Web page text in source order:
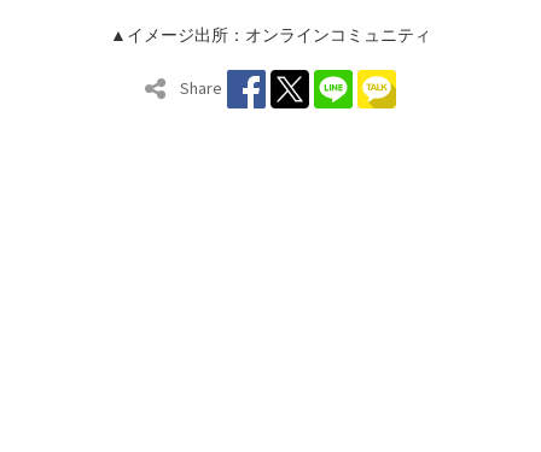
▲イメージ出所：オンラインコミュニティ
Share